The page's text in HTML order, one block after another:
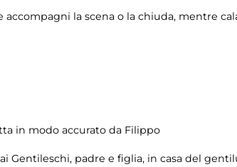
la scena o la chiuda, mentre
in modo accurato da Filippo
Gentileschi, padre e figlia, in casa del